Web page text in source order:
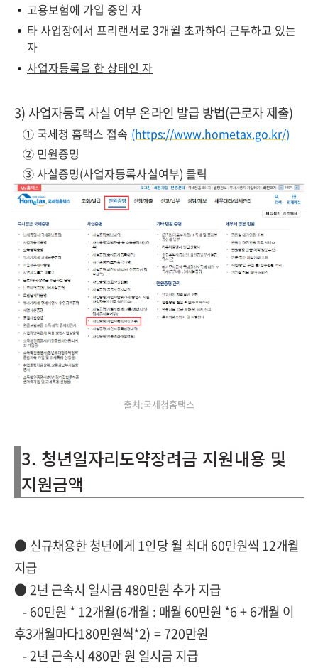
고용보험에 가입 중인 자
타 사업장에서 프리랜서로 3개월 초과하여 근무하고 있는
자
사업자등록을 한 상태인 자
3) 사업자등록 사실 여부 온라인 발급 방법(근로자 제출)
① 국세청 홈택스 접속 (https://www.hometax.go.kr/)
② 민원증명
③ 사실증명(사업자등록사실여부) 클릭
출처:국세청홈택스
3. 청년일자리도약장려금 지원내용 및
지원금액
● 신규채용한 청년에게 1인당 월 최대 60만원씩 12개월
지급
● 2년 근속시 일시금 480만원 추가 지급
- 60만원 * 12개월(6개월 : 매월 60만원 *6 + 6개월 이
후3개월마다180만원씩*2) = 720만원
- 2년 근속시 480만 원 일시금 지급